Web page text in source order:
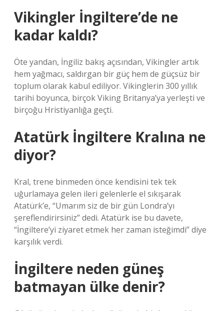
Vikingler İngiltere’de ne
kadar kaldı?
Öte yandan, İngiliz bakış açısından, Vikingler artık
hem yağmacı, saldırgan bir güç hem de güçsüz bir
toplum olarak kabul ediliyor. Vikinglerin 300 yıllık
tarihi boyunca, birçok Viking Britanya’ya yerleşti ve
birçoğu Hristiyanlığa geçti.
Atatürk İngiltere Kralına ne
diyor?
Kral, trene binmeden önce kendisini tek tek
uğurlamaya gelen ileri gelenlerle el sıkışarak
Atatürk’e, “Umarım siz de bir gün Londra’yı
şereflendirirsiniz” dedi. Atatürk ise bu davete,
“İngiltere’yi ziyaret etmek her zaman isteğimdi” diye
karşılık verdi.
İngiltere neden güneş
batmayan ülke denir?